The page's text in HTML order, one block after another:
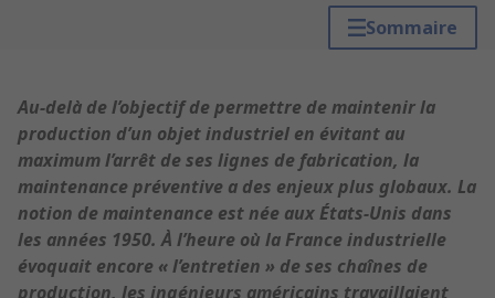
Sommaire
Au-delà de l’objectif de permettre de maintenir la
production d’un objet industriel en évitant au
maximum l’arrêt de ses lignes de fabrication, la
maintenance préventive a des enjeux plus globaux. La
notion de maintenance est née aux États-Unis dans
les années 1950. À l’heure où la France industrielle
évoquait encore « l’entretien » de ses chaînes de
production, les ingénieurs américains travaillaient